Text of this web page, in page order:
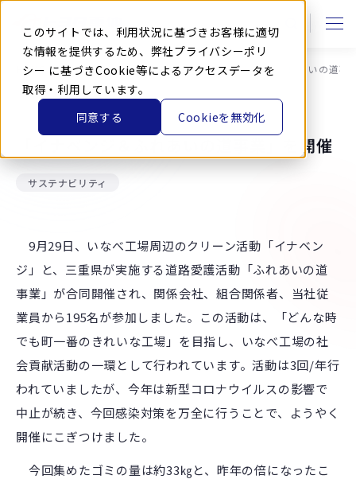
このサイトでは、利用状況に基づきお客様に適切
な情報を提供するため、弊社プライバシーポリ
シー に基づきCookie等によるアクセスデータを
取得・利用しています。
同意する
Cookieを無効化
本
HOME ニュース お知らせ 「イナベンジ＆ふれあいの道事
「イナベンジ＆ふれあいの道事業」を開催
サステナビリティ
9月29日、いなべ工場周辺のクリーン活動「イナベン
ジ」と、三重県が実施する道路愛護活動「ふれあいの道
事業」が合同開催され、関係会社、組合関係者、当社従
業員から195名が参加しました。この活動は、「どんな時
でも町一番のきれいな工場」を目指し、いなべ工場の社
会貢献活動の一環として行われています。活動は3回/年行
われていましたが、今年は新型コロナウイルスの影響で
中止が続き、今回感染対策を万全に行うことで、ようやく
開催にこぎつけました。
今回集めたゴミの量は約33㎏と、昨年の倍になったこ